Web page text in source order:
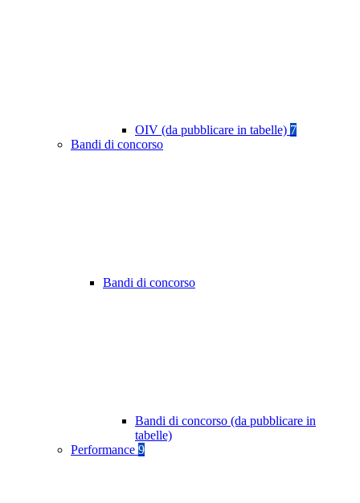
OIV (da pubblicare in tabelle) 7
Bandi di concorso
Bandi di concorso
Bandi di concorso (da pubblicare in
tabelle)
Performance 9